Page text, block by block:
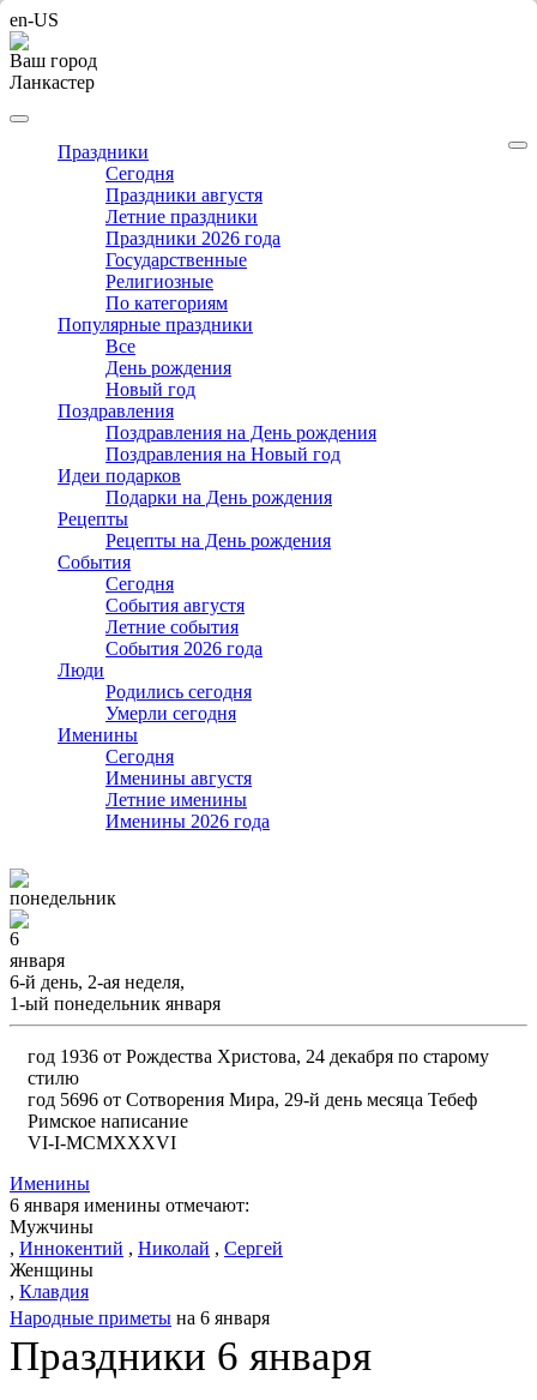
en-US
Ваш город
Ланкастер
Праздники
Cегодня
Праздники августя
Летние праздники
Праздники 2026 года
Государственные
Религиозные
По категориям
Популярные праздники
Все
День рождения
Новый год
Поздравления
Поздравления на День рождения
Поздравления на Новый год
Идеи подарков
Подарки на День рождения
Рецепты
Рецепты на День рождения
События
Cегодня
События августя
Летние события
События 2026 года
Люди
Родились сегодня
Умерли сегодня
Именины
Cегодня
Именины августя
Летние именины
Именины 2026 года
понедельник
6
января
6-й день, 2-ая неделя,
1-ый понедельник января
год 1936 от Рождества Христова, 24 декабря по старому
стилю
год 5696 от Сотворения Мира, 29-й день месяца Тебеф
Римское написание
VI-I-MCMXXXVI
Именины
6 января именины отмечают:
Мужчины
, Иннокентий , Николай , Сергей
Женщины
, Клавдия
Народные приметы на 6 января
Праздники 6 января